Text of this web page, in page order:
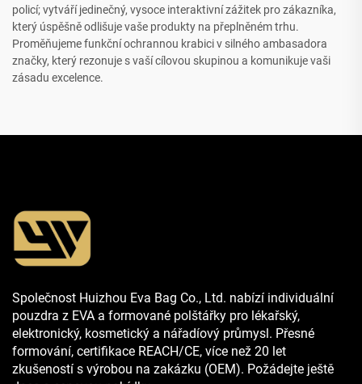
policí; vytváří jedinečný, vysoce interaktivní zážitek pro zákazníka,
který úspěšně odlišuje vaše produkty na přeplněném trhu.
Proměňujeme funkční ochrannou krabici v silného ambasadora
značky, který rezonuje s vaší cílovou skupinou a komunikuje vaši
zásadu excelence.
Společnost Huizhou Eva Bag Co., Ltd. nabízí individuální
pouzdra z EVA a formované polštářky pro lékařský,
elektronický, kosmetický a nářadíový průmysl. Přesné
formování, certifikace REACH/CE, více než 20 let
zkušeností s výrobou na zakázku (OEM). Požádejte ještě